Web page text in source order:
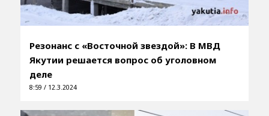
Резонанс с «Восточной звездой»: В МВД
Якутии решается вопрос об уголовном
деле
8:59 / 12.3.2024